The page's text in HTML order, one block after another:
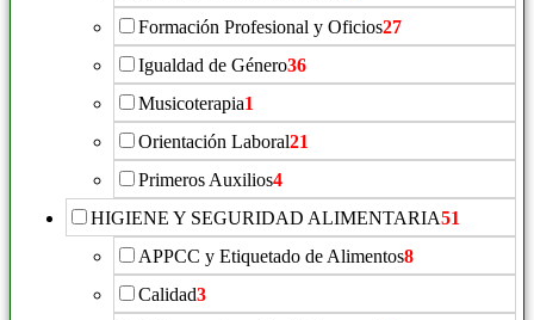
Formación Profesional y Oficios27
Igualdad de Género36
Musicoterapia1
Orientación Laboral21
Primeros Auxilios4
HIGIENE Y SEGURIDAD ALIMENTARIA51
APPCC y Etiquetado de Alimentos8
Calidad3